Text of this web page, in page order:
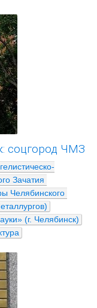
соцгород ЧМЗ
Зачатия
Челябинского
(г. Челябинск)